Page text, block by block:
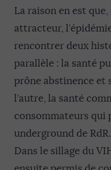
La raison en est que,
attracteur,
rencontrer deux
parallèle : la santé
prône abstinence et
l’autre, la santé
consommateurs qui
underground de RdR.
Dans le sillage du